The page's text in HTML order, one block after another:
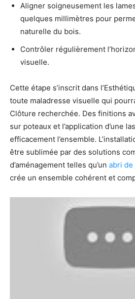
Aligner soigneusement les
quelques millimètres pour
naturelle du bois.
Contrôler régulièrement
visuelle.
Cette étape s’inscrit dans
toute maladresse visuelle qui
Clôture recherchée. Des finitions
sur poteaux et l’application d’une
efficacement l’ensemble.
être sublimée par des solutions
d’aménagement telles qu’un abri de
crée un ensemble cohérent et